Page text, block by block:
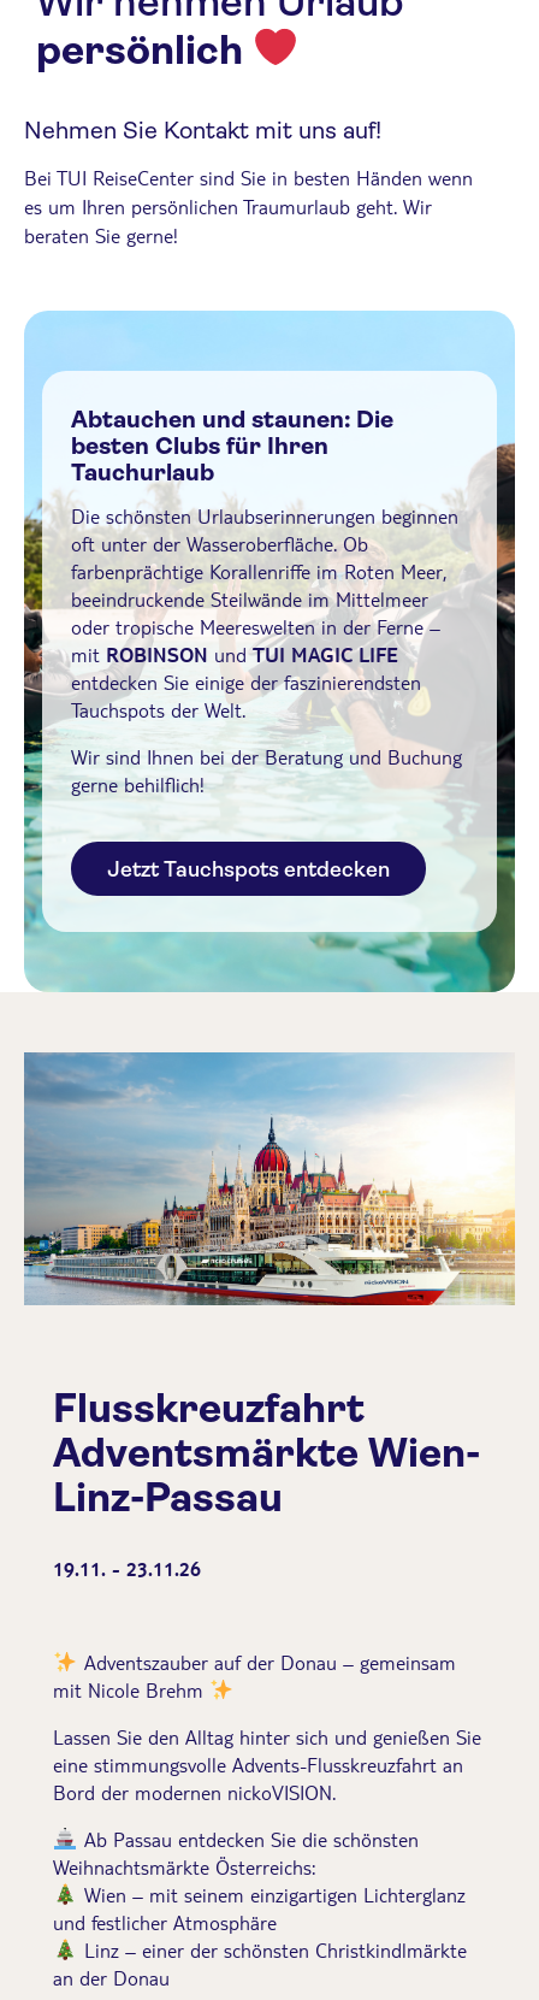
persönlich
Nehmen Sie Kontakt mit uns auf!
Bei TUI ReiseCenter sind Sie in besten Händen wenn
es um Ihren persönlichen Traumurlaub geht. Wir
beraten Sie gerne!
Abtauchen und staunen: Die
besten Clubs für Ihren
Tauchurlaub
Die schönsten Urlaubserinnerungen beginnen
oft unter der Wasseroberfläche. Ob
farbenprächtige Korallenriffe im Roten Meer,
beeindruckende Steilwände im Mittelmeer
oder tropische Meereswelten in der Ferne –
mit ROBINSON undTUI MAGIC LIFE
entdecken Sie einige der faszinierendsten
Tauchspots der Welt.
Wir sind Ihnen bei der Beratung und Buchung
gerne behilflich!
Jetzt Tauchspots entdecken
Flusskreuzfahrt
Adventsmärkte Wien-
Linz-Passau
19.11. - 23.11.26
Adventszauber auf der Donau – gemeinsam
mit Nicole Brehm
Lassen Sie den Alltag hinter sich und genießen Sie
eine stimmungsvolle Advents-Flusskreuzfahrt an
Bord der modernen nickoVISION.
Ab Passau entdecken Sie die schönsten
Weihnachtsmärkte Österreichs:
Wien – mit seinem einzigartigen Lichterglanz
und festlicher Atmosphäre
Linz – einer der schönsten Christkindlmärkte
an der Donau